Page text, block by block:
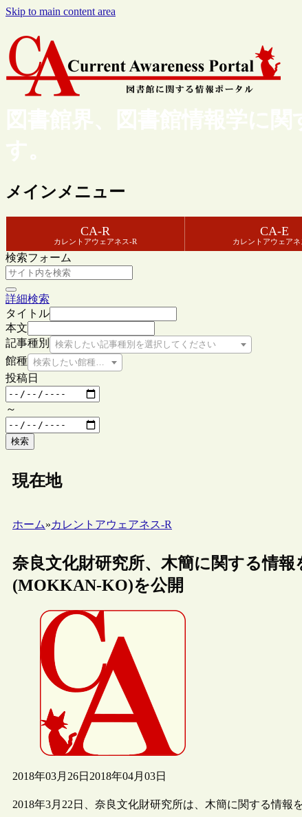
Skip to main content area
図書館界、図書館情報学に
す。
メインメニュー
CA-R
カレントアウェアネス-R
CA-E
カレントアウェア
検索フォーム
詳細検索
タイトル
本文
記事種別
検索したい記事種別を選択してください
館種 検索したい館種を選択してください
投稿日
～
検索
現在地
ホーム»カレントアウェアネス-R
奈良文化財研究所、木簡に関する情報
(MOKKAN-KO)を公開
2018年03月26日 2018年04月03日
2018年3月22日、奈良文化財研究所は、木簡に関する情